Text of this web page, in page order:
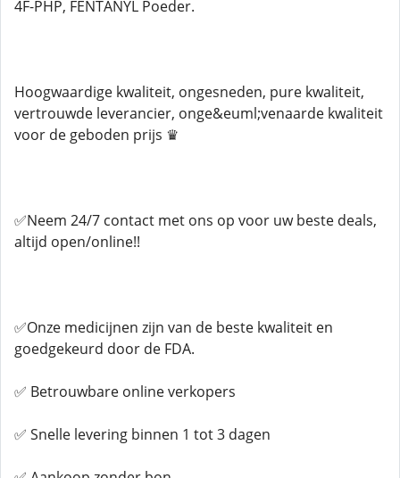
4F-PHP, FENTANYL Poeder.
Hoogwaardige kwaliteit, ongesneden, pure kwaliteit,
vertrouwde leverancier, onge&euml;venaarde kwaliteit
voor de geboden prijs ♛
✅Neem 24/7 contact met ons op voor uw beste deals,
altijd open/online!!
✅Onze medicijnen zijn van de beste kwaliteit en
goedgekeurd door de FDA.
✅ Betrouwbare online verkopers
✅ Snelle levering binnen 1 tot 3 dagen